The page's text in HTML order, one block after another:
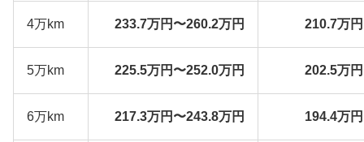
4万km 233.7万円〜260.2万円 210.7万
5万km 225.5万円〜252.0万円 202.5万
6万km 217.3万円〜243.8万円 194.4万